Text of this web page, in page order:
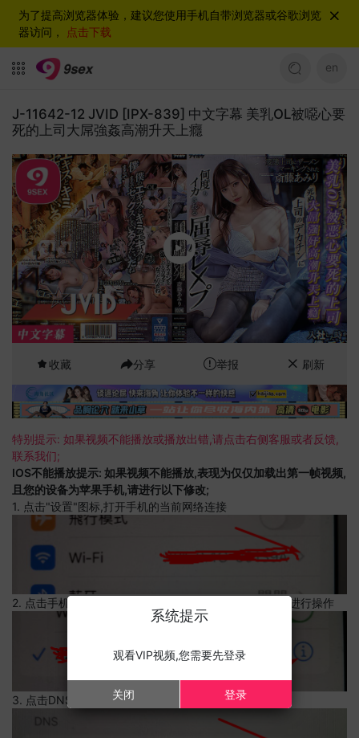
为了提高浏览器体验，建议您使用手机自带浏览器或谷歌浏览
器访问， 点击下载
en
J-11642-12 JVID [IPX-839] 中文字幕 美乳OL被噁心要
死的上司大屌強姦高潮升天上癮
收藏 分享 举报 刷新
特别提示: 如果视频不能播放或播放出错,请点击右侧客服或者反馈,
联系我们;
IOS不能播放提示: 如果视频不能播放,表现为仅仅加载出第一帧视频,
且您的设备为苹果手机,请进行以下修改;
1. 点击"设置"图标,打开手机的当前网络连接
2. 点击手机的当前网络连接,上边有一个感叹号,点击可以进行操作
3. 点击DNS设置
系统提示
观看VIP视频,您需要先登录
关闭 登录